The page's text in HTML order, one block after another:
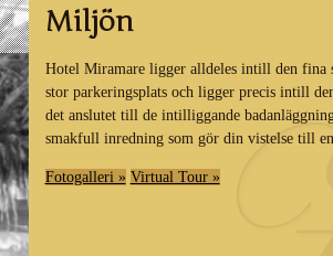
Miljön
Hotel Miramare ligger alldeles intill den fina
stor parkeringsplats och ligger precis intill
det anslutet till de intilliggande
smakfull inredning som gör din vistelse till
Fotogalleri » Virtual Tour »